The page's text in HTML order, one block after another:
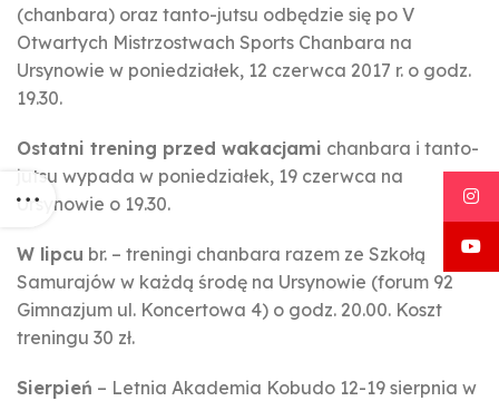
(chanbara) oraz tanto-jutsu odbędzie się po V
Otwartych Mistrzostwach Sports Chanbara na
Ursynowie w poniedziałek, 12 czerwca 2017 r. o godz.
19.30.
Ostatni trening przed wakacjami chanbara i tanto-
jutsu wypada w poniedziałek, 19 czerwca na
Ursynowie o 19.30.
W lipcu br. – treningi chanbara razem ze Szkołą
Samurajów w każdą środę na Ursynowie (forum 92
Gimnazjum ul. Koncertowa 4) o godz. 20.00. Koszt
treningu 30 zł.
Sierpień – Letnia Akademia Kobudo 12-19 sierpnia w